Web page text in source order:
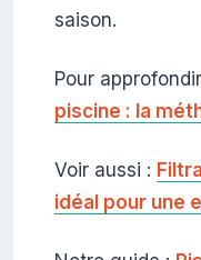
saison.
Pour
piscine : la
Voir aussi :
idéal pour une